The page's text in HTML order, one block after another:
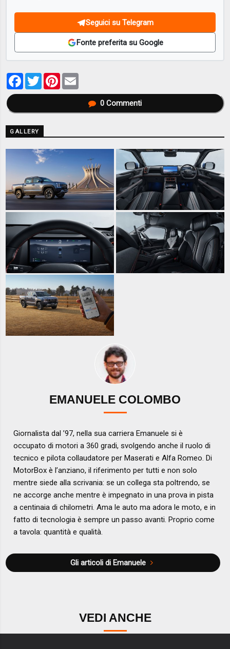
Seguici su Telegram
Fonte preferita su Google
Facebook
TwitterPinterest
0Commenti
GALLERY
EMANUELE COLOMBO
Giornalista dal ’97, nella sua carriera Emanuele si è
occupato di motori a 360 gradi, svolgendo anche il ruolo di
tecnico e pilota collaudatore per Maserati e Alfa Romeo. Di
MotorBox è l’anziano, il riferimento per tutti e non solo
mentre siede alla scrivania: se un collega sta poltrendo, se
ne accorge anche mentre è impegnato in una prova in pista
a centinaia di chilometri. Ama le auto ma adora le moto, e in
fatto di tecnologia è sempre un passo avanti. Proprio come
a tavola: quantità e qualità.
Gli articoli di Emanuele
VEDI ANCHE